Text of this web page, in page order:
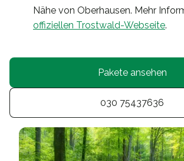
Nähe von Oberhausen. Mehr
offiziellen Trostwald-Webseite.
Pakete ansehen
030 75437636